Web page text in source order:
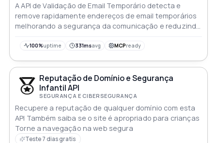
A API de Validação de Email Temporário detecta e
remove rapidamente endereços de email temporários
melhorando a segurança da comunicação e reduzindo
100%uptime 331msavg MCPready
Reputação de Domínio e Segurança
Infantil API
SEGURANÇA E CIBERSEGURANÇA
Recupere a reputação de qualquer domínio com esta
API Também saiba se o site é apropriado para crianças
Torne a navegação na web segura
Teste 7 dias gratis